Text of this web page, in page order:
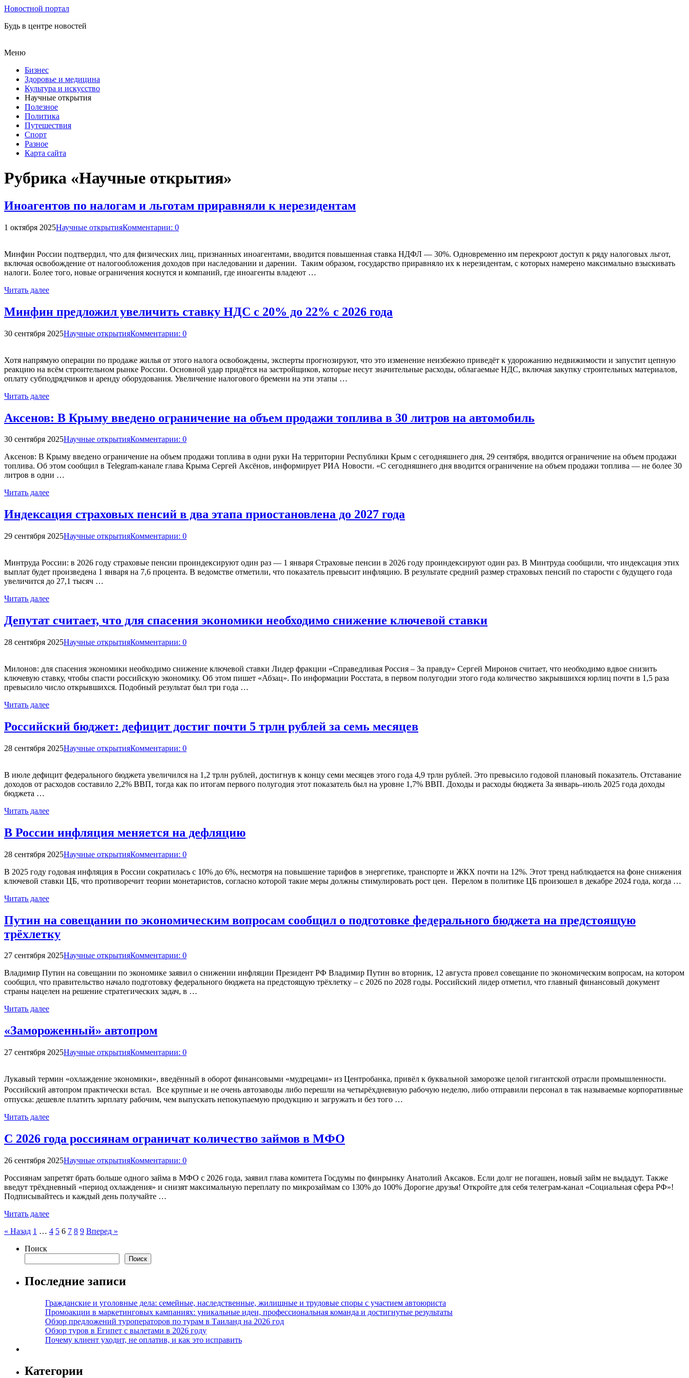
Новостной портал
Будь в центре новостей
Меню
Бизнес
Здоровье и медицина
Культура и искусство
Научные открытия
Полезное
Политика
Путешествия
Спорт
Разное
Карта сайта
Рубрика «Научные открытия»
Иноагентов по налогам и льготам приравняли к нерезидентам
1 октября 2025Научные открытияКомментарии: 0
Минфин России подтвердил, что для физических лиц, признанных иноагентами, вводится повышенная ставка НДФЛ — 30%. Одновременно им перекроют доступ к ряду налоговых льгот,
включая освобождение от налогообложения доходов при наследовании и дарении. Таким образом, государство приравняло их к нерезидентам, с которых намерено максимально взыскивать
налоги. Более того, новые ограничения коснутся и компаний, где иноагенты владеют …
Читать далее
Минфин предложил увеличить ставку НДС с 20% до 22% с 2026 года
30 сентября 2025Научные открытияКомментарии: 0
Хотя напрямую операции по продаже жилья от этого налога освобождены, эксперты прогнозируют, что это изменение неизбежно приведёт к удорожанию недвижимости и запустит цепную
реакцию на всём строительном рынке России. Основной удар придётся на застройщиков, которые несут значительные расходы, облагаемые НДС, включая закупку строительных материалов,
оплату субподрядчиков и аренду оборудования. Увеличение налогового бремени на эти этапы …
Читать далее
Аксенов: В Крыму введено ограничение на объем продажи топлива в 30 литров на автомобиль
30 сентября 2025Научные открытияКомментарии: 0
Аксенов: В Крыму введено ограничение на объем продажи топлива в одни руки На территории Республики Крым с сегодняшнего дня, 29 сентября, вводится ограничение на объем продажи
топлива. Об этом сообщил в Telegram-канале глава Крыма Сергей Аксёнов, информирует РИА Новости. «С сегодняшнего дня вводится ограничение на объем продажи топлива — не более 30
литров в одни …
Читать далее
Индексация страховых пенсий в два этапа приостановлена до 2027 года
29 сентября 2025Научные открытияКомментарии: 0
Минтруда России: в 2026 году страховые пенсии проиндексируют один раз — 1 января Страховые пенсии в 2026 году проиндексируют один раз. В Минтруда сообщили, что индексация этих
выплат будет произведена 1 января на 7,6 процента. В ведомстве отметили, что показатель превысит инфляцию. В результате средний размер страховых пенсий по старости с будущего года
увеличится до 27,1 тысяч …
Читать далее
Депутат считает, что для спасения экономики необходимо снижение ключевой ставки
28 сентября 2025Научные открытияКомментарии: 0
Милонов: для спасения экономики необходимо снижение ключевой ставки Лидер фракции «Справедливая Россия – За правду» Сергей Миронов считает, что необходимо вдвое снизить
ключевую ставку, чтобы спасти российскую экономику. Об этом пишет «Абзац». По информации Росстата, в первом полугодии этого года количество закрывшихся юрлиц почти в 1,5 раза
превысило число открывшихся. Подобный результат был три года …
Читать далее
Российский бюджет: дефицит достиг почти 5 трлн рублей за семь месяцев
28 сентября 2025Научные открытияКомментарии: 0
В июле дефицит федерального бюджета увеличился на 1,2 трлн рублей, достигнув к концу семи месяцев этого года 4,9 трлн рублей. Это превысило годовой плановый показатель. Отставание
доходов от расходов составило 2,2% ВВП, тогда как по итогам первого полугодия этот показатель был на уровне 1,7% ВВП. Доходы и расходы бюджета За январь–июль 2025 года доходы
бюджета …
Читать далее
В России инфляция меняется на дефляцию
28 сентября 2025Научные открытияКомментарии: 0
В 2025 году годовая инфляция в России сократилась с 10% до 6%, несмотря на повышение тарифов в энергетике, транспорте и ЖКХ почти на 12%. Этот тренд наблюдается на фоне снижения
ключевой ставки ЦБ, что противоречит теории монетаристов, согласно которой такие меры должны стимулировать рост цен. Перелом в политике ЦБ произошел в декабре 2024 года, когда …
Читать далее
Путин на совещании по экономическим вопросам сообщил о подготовке федерального бюджета на предстоящую
трёхлетку
27 сентября 2025Научные открытияКомментарии: 0
Владимир Путин на совещании по экономике заявил о снижении инфляции Президент РФ Владимир Путин во вторник, 12 августа провел совещание по экономическим вопросам, на котором
сообщил, что правительство начало подготовку федерального бюджета на предстоящую трёхлетку – с 2026 по 2028 годы. Российский лидер отметил, что главный финансовый документ
страны нацелен на решение стратегических задач, в …
Читать далее
«Замороженный» автопром
27 сентября 2025Научные открытияКомментарии: 0
Лукавый термин «охлаждение экономики», введённый в оборот финансовыми «мудрецами» из Центробанка, привёл к буквальной заморозке целой гигантской отрасли промышленности.
Российский автопром практически встал. Все крупные и не очень автозаводы либо перешли на четырёхдневную рабочую неделю, либо отправили персонал в так называемые корпоративные
отпуска: дешевле платить зарплату рабочим, чем выпускать непокупаемую продукцию и загружать и без того …
Читать далее
С 2026 года россиянам ограничат количество займов в МФО
26 сентября 2025Научные открытияКомментарии: 0
Россиянам запретят брать больше одного займа в МФО с 2026 года, заявил глава комитета Госдумы по финрынку Анатолий Аксаков. Если долг не погашен, новый займ не выдадут. Также
введут трёхдневный «период охлаждения» и снизят максимальную переплату по микрозаймам со 130% до 100% Дорогие друзья! Откройте для себя телеграм-канал «Социальная сфера РФ»!
Подписывайтесь и каждый день получайте …
Читать далее
Пагинация
записей
« Назад 1 … 4 5 6 7 8 9 Вперед »
Поиск
Поиск
Последние записи
Гражданские и уголовные дела: семейные, наследственные, жилищные и трудовые споры с участием автоюриста
Промоакции в маркетинговых кампаниях: уникальные идеи, профессиональная команда и достигнутые результаты
Обзор предложений туроператоров по турам в Таиланд на 2026 год
Обзор туров в Египет с вылетами в 2026 году
Почему клиент уходит, не оплатив, и как это исправить
Категории